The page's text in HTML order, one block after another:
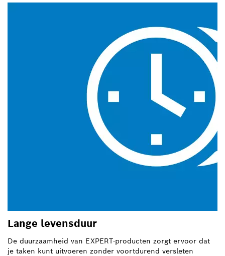
Lange levensduur
De duurzaamheid van EXPERT-producten zorgt ervoor dat
je taken kunt uitvoeren zonder voortdurend versleten